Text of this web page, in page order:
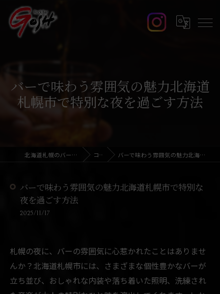
バーで味わう雰囲気の魅力北海道
札幌市で特別な夜を過ごす方法
北海道札幌のバーならRock Bar GOSH コラム バーで味わう雰囲気の魅力北海道札幌市で特別な夜を過ごす方法
バーで味わう雰囲気の魅力北海道札幌市で特別な
夜を過ごす方法
2025/11/17
札幌の夜に、バーの雰囲気に心惹かれたことはありませ
んか？北海道札幌市には、さまざまな個性豊かなバーが
立ち並び、おしゃれな内装や落ち着いた照明、洗練され